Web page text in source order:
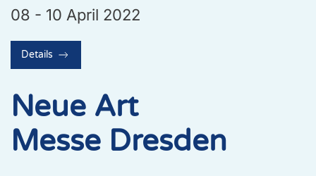
08 - 10 April 2022
Details
Neue Art
Messe Dresden